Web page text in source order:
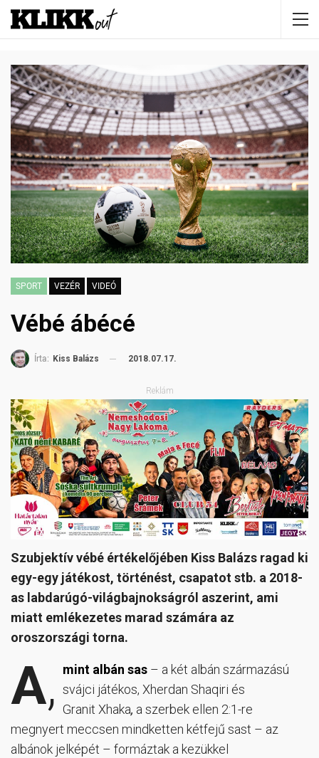
SPORT VEZÉR VIDEÓ
Vébé ábécé
Írta: Kiss Balázs 2018.07.17.
Reklám
Szubjektív vébé értékelőjében Kiss Balázs ragad ki
egy-egy játékost, történést, csapatot stb. a 2018-
as labdarúgó-világbajnokságról aszerint, ami
miatt emlékezetes marad számára az
oroszországi torna.
A, mint albán sas – a két albán származású
svájci játékos, Xherdan Shaqiri és
Granit Xhaka, a szerbek ellen 2:1-re
megnyert meccsen mindketten kétfejű sast – az
albánok jelképét – formáztak a kezükkel